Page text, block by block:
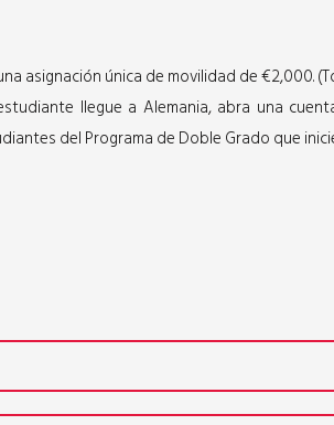
asignación única de movilidad de €2,000.
llegue a Alemania, abra una
del Programa de Doble Grado que